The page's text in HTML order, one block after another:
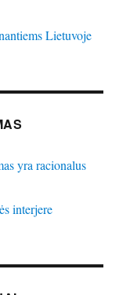
Lietuvoje
yra racionalus
interjere